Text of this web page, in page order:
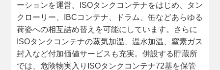
ーションを運営。ISOタンクコンテナをはじめ、タン
クローリー、IBCコンテナ、ドラム、缶などあらゆる
荷姿への相互詰め替えを可能にしています。さらに
ISOタンクコンテナの蒸気加温、温水加温、窒素ガス
封入など付加価値サービスも充実。併設する貯蔵所
では、危険物実入りISOタンクコンテナ72基を保管